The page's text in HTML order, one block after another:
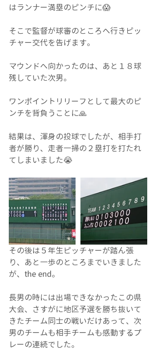
はランナー満塁のピンチに😱
そこで監督が球審のところへ行きピッ
チャー交代を告げます。
マウンドへ向かったのは、あと１８球
残していた次男。
ワンポイントリリーフとして最大のピ
ンチを背負うことに🙏
結果は、渾身の投球でしたが、相手打
者が勝り、走者一掃の２塁打を打たれ
てしまいました😭
その後は５年生ピッチャーが踏ん張
り、あと一歩のところまでいきました
が、the end。
長男の時には出場できなかったこの県
大会、さすがに地区予選を勝ち抜いて
きたチーム同士の戦いだけあって、次
男のチームも相手チームも感動するプ
レーの連続でした。